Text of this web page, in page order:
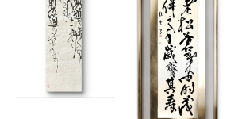
て制作、提供
直感的エネルギーを反映した作
に評価を受ける
2023年 映画美術監督 種田陽平氏 直感